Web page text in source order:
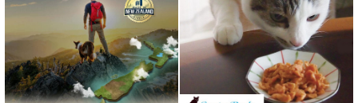
ナチュラル重曹 アイテム合同会社
水素シリーズ